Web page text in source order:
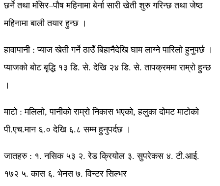
छर्ने तथा मंसिर–पौष महिनामा बेर्ना सारी खेती शुरु गरिन्छ तथा जेष्ठ
महिनामा बाली तयार हुन्छ ।
हावापानी : प्याज खेती गर्ने ठाउँ बिहानैदेखि घाम लाग्ने पारिलो हुनुपर्छ ।
प्याजको बोट बृद्धि १३ डि. से. देखि २४ डि. से. तापक्रममा राम्रो हुन्छ
।
माटो : मलिलो, पानीको राम्रो निकास भएको, हलुका दोमट माटोको
पी.एच.मान ६.० देखि ६.८ सम्म हुनुपर्दछ ।
जातहरु : १. नसिक ५३ २. रेड क्रियोल ३. सुपरेकस ४. टी.आई.
१७२ ५. कास ६. भेनस ७. विन्टर सिल्भर